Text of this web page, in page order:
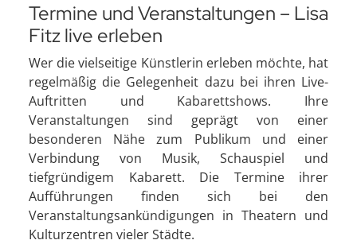
Termine und Veranstaltungen – Lisa
Fitz live erleben
Wer die vielseitige Künstlerin erleben möchte, hat
regelmäßig die Gelegenheit dazu bei ihren Live-
Auftritten und Kabarettshows. Ihre
Veranstaltungen sind geprägt von einer
besonderen Nähe zum Publikum und einer
Verbindung von Musik, Schauspiel und
tiefgründigem Kabarett. Die Termine ihrer
Aufführungen finden sich bei den
Veranstaltungsankündigungen in Theatern und
Kulturzentren vieler Städte.